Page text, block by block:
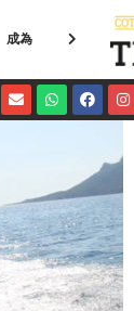
成為